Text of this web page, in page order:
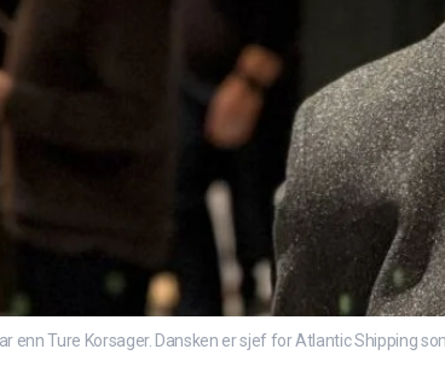
enn Ture Korsager. Dansken er sjef for Atlantic Shipping